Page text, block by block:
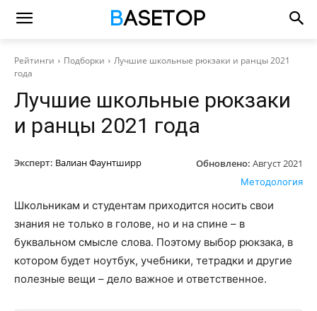
Рейтинги Подборки
Лучшие школьные рюкзаки и ранцы 2021
года
Лучшие школьные рюкзаки
и ранцы 2021 года
Эксперт: Валиан Фаунтширр Обновлено: Август 2021
Методология
Школьникам и студентам приходится носить свои
знания не только в голове, но и на спине – в
буквальном смысле слова. Поэтому выбор рюкзака, в
котором будет ноутбук, учебники, тетрадки и другие
полезные вещи – дело важное и ответственное.